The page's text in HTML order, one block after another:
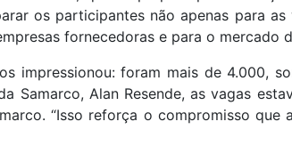
os participantes não apenas para
fornecedoras e para o mercado
impressionou: foram mais de 4.000,
Samarco, Alan Resende, as vagas
“Isso reforça o compromisso